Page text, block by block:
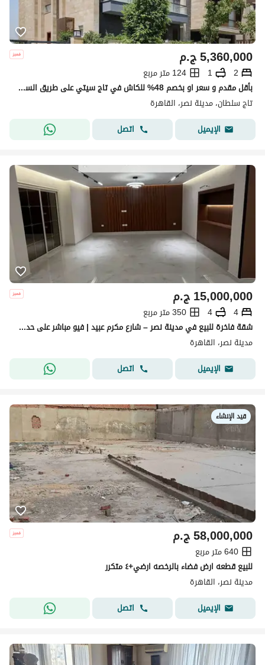
ج.م5,360,000
2
1
124 متر مربع
بأقل مقدم و سعر او بخصم 48% للكاش في تاج سيتي على طريق السويس مباشرة للبيع بالتقسيط 8 سنين بدون فوائد
تاج سلطان، مدينة نصر، القاهرة
الإيميل
اتصل
ج.م15,000,000
4
4
350 متر مربع
شقة فاخرة للبيع في مدينة نصر – شارع مكرم عبيد | فيو مباشر على حديقة الطفل
مدينة نصر، القاهرة
الإيميل
اتصل
قيد الإنشاء
ج.م58,000,000
640 متر مربع
للبيع قطعه ارض فضاء بالرخصه ارضي+٤ متكرر
مدينة نصر، القاهرة
الإيميل
اتصل